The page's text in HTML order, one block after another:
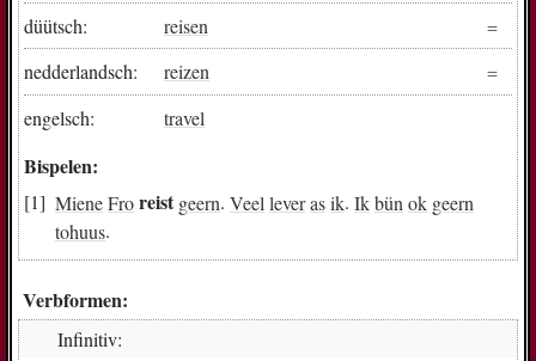
düütsch:
reisen
nedderlandsch:
reizen
engelsch:
travel
Bispelen:
MieneFroreist geern. Veel leverasik. Ikbün ok geern
tohuus.
Verbformen:
Infinitiv: